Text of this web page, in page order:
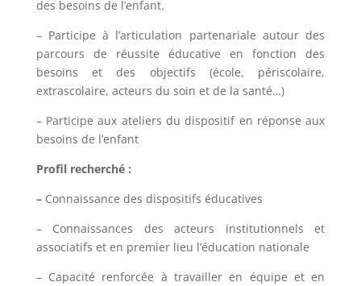
des besoins de l’enfant.
– Participe à l’articulation partenariale autour des
parcours de réussite éducative en fonction des
besoins et des objectifs (école, périscolaire,
extrascolaire, acteurs du soin et de la santé…)
– Participe aux ateliers du dispositif en réponse aux
besoins de l’enfant
Profil recherché :
– Connaissance des dispositifs éducatives
– Connaissances des acteurs institutionnels et
associatifs et en premier lieu l’éducation nationale
– Capacité renforcée à travailler en équipe et en